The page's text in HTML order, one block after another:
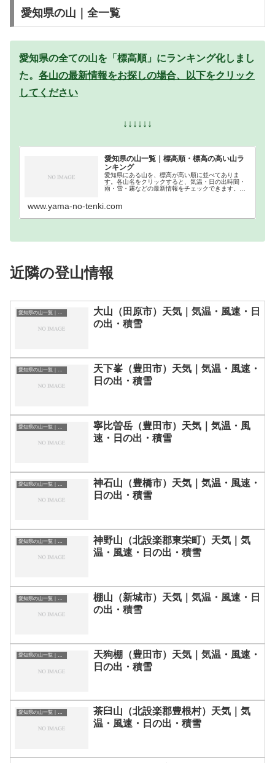
愛知県の山｜全一覧
愛知県の全ての山を「標高順」にランキング化しまし
た。 各山の最新情報をお探しの場合、以下をクリック
してください
↓↓↓↓↓↓
愛知県の山一覧｜標高順・標高の高い山ラ
ンキング
愛知県にある山を、標高が高い順に並べてありま
す。各山名をクリックすると、気温・日の出時間・
雨・雪・霧などの最新情報をチェックできます。愛
www.yama-no-tenki.com
近隣の登山情報
愛知県の山一覧｜標高順・標高の高い山ランキング
大山（田原市）天気｜気温・風速・日
の出・積雪
愛知県の山一覧｜標高順・標高の高い山ランキング
天下峯（豊田市）天気｜気温・風速・
日の出・積雪
愛知県の山一覧｜標高順・標高の高い山ランキング
寧比曽岳（豊田市）天気｜気温・風
速・日の出・積雪
神石山（豊橋市）天気｜気温・風速・
日の出・積雪
神野山（北設楽郡東栄町）天気｜気
温・風速・日の出・積雪
棚山（新城市）天気｜気温・風速・日
の出・積雪
愛知県の山一覧｜標高順・標高の高い山ランキング
天狗棚（豊田市）天気｜気温・風速・
日の出・積雪
愛知県の山一覧｜標高順・標高の高い山ランキング
茶臼山（北設楽郡豊根村）天気｜気
温・風速・日の出・積雪